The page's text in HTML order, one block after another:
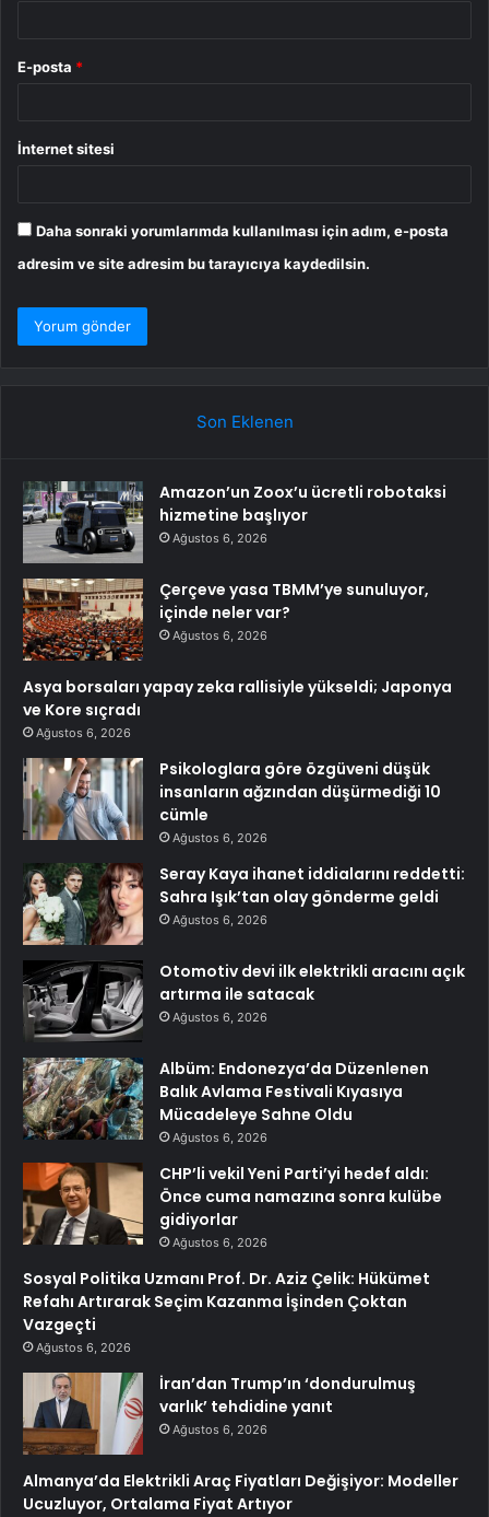
E-posta *
İnternet sitesi
Daha sonraki yorumlarımda kullanılması için adım, e-posta
adresim ve site adresim bu tarayıcıya kaydedilsin.
Son Eklenen
Amazon’un Zoox’u ücretli robotaksi
hizmetine başlıyor
Ağustos 6, 2026
Çerçeve yasa TBMM’ye sunuluyor,
içinde neler var?
Ağustos 6, 2026
Asya borsaları yapay zeka rallisiyle yükseldi; Japonya
ve Kore sıçradı
Ağustos 6, 2026
Psikologlara göre özgüveni düşük
insanların ağzından düşürmediği 10
cümle
Ağustos 6, 2026
Seray Kaya ihanet iddialarını reddetti:
Sahra Işık’tan olay gönderme geldi
Ağustos 6, 2026
Otomotiv devi ilk elektrikli aracını açık
artırma ile satacak
Ağustos 6, 2026
Albüm: Endonezya’da Düzenlenen
Balık Avlama Festivali Kıyasıya
Mücadeleye Sahne Oldu
Ağustos 6, 2026
CHP’li vekil Yeni Parti’yi hedef aldı:
Önce cuma namazına sonra kulübe
gidiyorlar
Ağustos 6, 2026
Sosyal Politika Uzmanı Prof. Dr. Aziz Çelik: Hükümet
Refahı Artırarak Seçim Kazanma İşinden Çoktan
Vazgeçti
Ağustos 6, 2026
İran’dan Trump’ın ‘dondurulmuş
varlık’ tehdidine yanıt
Ağustos 6, 2026
Almanya’da Elektrikli Araç Fiyatları Değişiyor: Modeller
Ucuzluyor, Ortalama Fiyat Artıyor